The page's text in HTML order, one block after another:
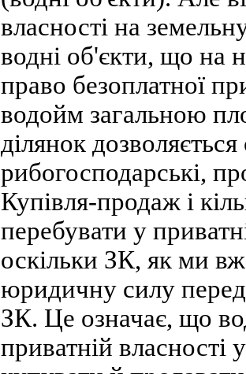
власності на
водні об'єкти, що на
право безоплатної
водойм загальною
ділянок
рибогосподарські,
Купівля-продаж і
перебувати у
оскільки ЗК, як ми
юридичну силу
ЗК. Це означає, що
приватній